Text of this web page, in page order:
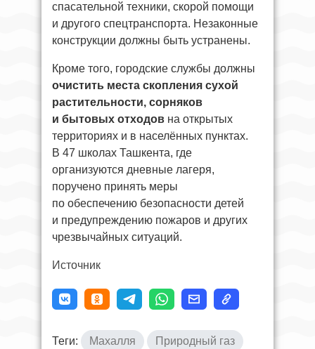
спасательной техники, скорой помощи
и другого спецтранспорта. Незаконные
конструкции должны быть устранены.
Кроме того, городские службы должны
очистить места скопления сухой
растительности, сорняков
и бытовых отходов на открытых
территориях и в населённых пунктах.
В 47 школах Ташкента, где
организуются дневные лагеря,
поручено принять меры
по обеспечению безопасности детей
и предупреждению пожаров и других
чрезвычайных ситуаций.
Источник
Теги: Махалля Природный газ